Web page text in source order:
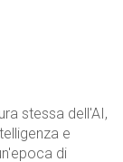
stessa dell'AI,
e
di